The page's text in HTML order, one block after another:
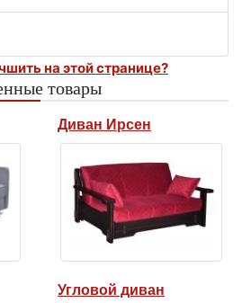
на этой странице?
товары
Диван Ирсен
Угловой диван